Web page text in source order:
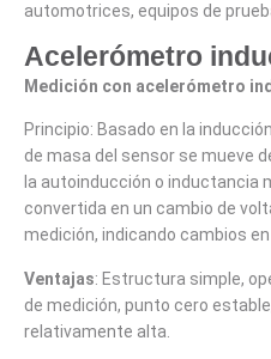
automotrices, equipos de
Acelerómetro
Medición con acelerómetro
Principio: Basado en la
de masa del sensor se mueve
la autoinducción o inductancia
convertida en un cambio de
medición, indicando cambios
Ventajas: Estructura simple,
de medición, punto cero
relativamente alta.